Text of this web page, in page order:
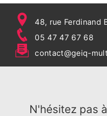
48, rue Ferdinand
05 47 47 67 68
contact@geiq-
N'hésitez pas